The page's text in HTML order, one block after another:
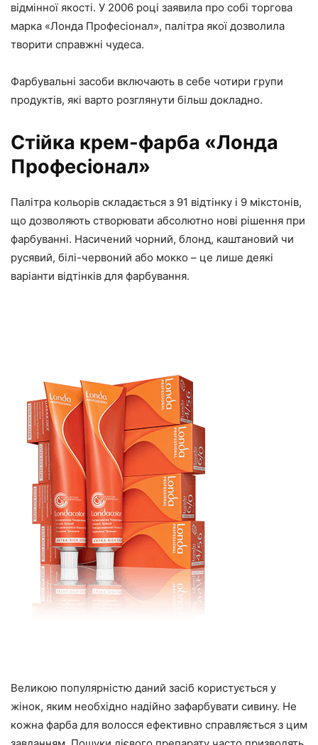
відмінної якості. У 2006 році заявила про собі торгова
марка «Лонда Професіонал», палітра якої дозволила
творити справжні чудеса.
Фарбувальні засоби включають в себе чотири групи
продуктів, які варто розглянути більш докладно.
Стійка крем-фарба «Лонда
Професіонал»
Палітра кольорів складається з 91 відтінку і 9 мікстонів,
що дозволяють створювати абсолютно нові рішення при
фарбуванні. Насичений чорний, блонд, каштановий чи
русявий, білі-червоний або мокко – це лише деякі
варіанти відтінків для фарбування.
Великою популярністю даний засіб користується у
жінок, яким необхідно надійно зафарбувати сивину. Не
кожна фарба для волосся ефективно справляється з цим